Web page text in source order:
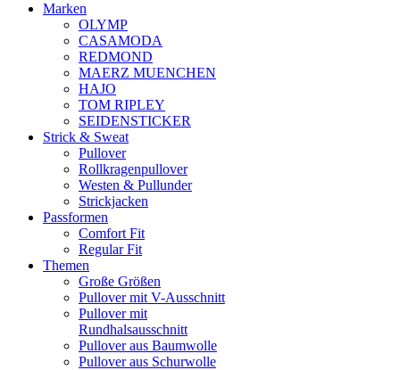
Marken
OLYMP
CASAMODA
REDMOND
MAERZ MUENCHEN
HAJO
TOM RIPLEY
SEIDENSTICKER
Strick & Sweat
Pullover
Rollkragenpullover
Westen & Pullunder
Strickjacken
Passformen
Comfort Fit
Regular Fit
Themen
Große Größen
Pullover mit V-Ausschnitt
Pullover mit
Rundhalsausschnitt
Pullover aus Baumwolle
Pullover aus Schurwolle